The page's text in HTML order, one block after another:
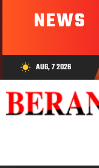
NEWS
wb_sunny AUG, 7 2026